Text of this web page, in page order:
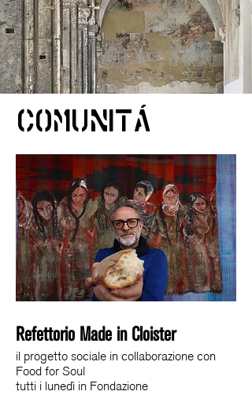
Comunitá
Refettorio Made in Cloister
il progetto sociale in collaborazione con
Food for Soul
tutti i lunedì in Fondazione